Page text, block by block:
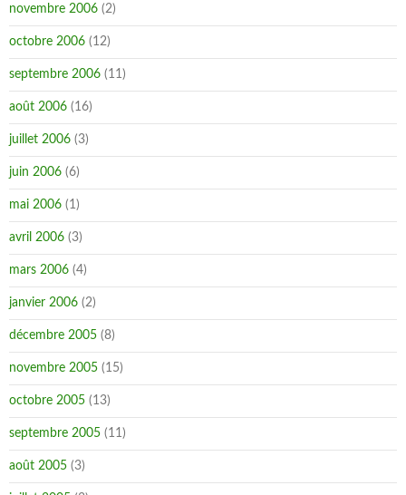
novembre 2006 (2)
octobre 2006 (12)
septembre 2006 (11)
août 2006 (16)
juillet 2006 (3)
juin 2006 (6)
mai 2006 (1)
avril 2006 (3)
mars 2006 (4)
janvier 2006 (2)
décembre 2005 (8)
novembre 2005 (15)
octobre 2005 (13)
septembre 2005 (11)
août 2005 (3)